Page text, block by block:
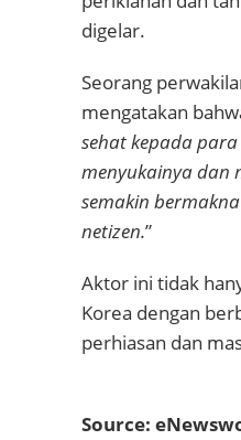
digelar.
Seorang
mengatakan
sehat kepada
menyukainya dan
semakin
netizen.”
Aktor ini tidak
Korea dengan
perhiasan dan
Source: